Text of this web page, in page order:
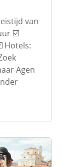
van
☑️
Hotels:
Agen